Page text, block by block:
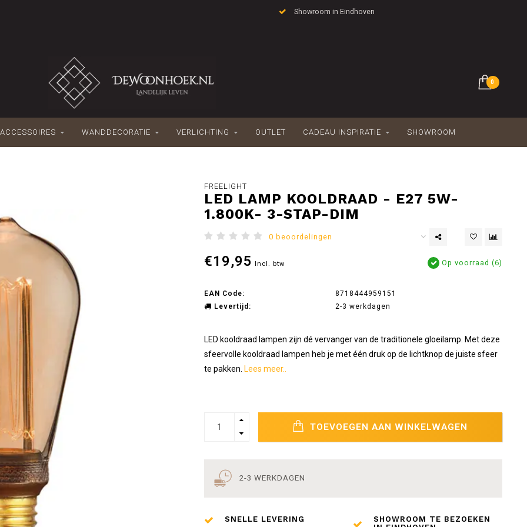
Showroom in Eindhoven
0
WANDDECORATIE VERLICHTING OUTLET CADEAU INSPIRATIE SHOWROOM
FREELIGHT
LED LAMP KOOLDRAAD - E27 5W-
1.800K- 3-STAP-DIM
0 beoordelingen
€19,95 Incl. btw Op voorraad (6)
EAN Code:
8718444959151
Levertijd:
2-3 werkdagen
LED kooldraad lampen zijn dé vervanger van de traditionele gloeilamp. Met deze
sfeervolle kooldraad lampen heb je met één druk op de lichtknop de juiste sfeer
te pakken. Lees meer..
TOEVOEGEN AAN WINKELWAGEN
2-3 WERKDAGEN
SNELLE LEVERING
SHOWROOM TE BEZOEKEN